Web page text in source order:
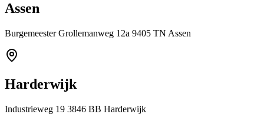
Assen
Burgemeester Grollemanweg 12a 9405 TN Assen
Harderwijk
Industrieweg 19 3846 BB Harderwijk